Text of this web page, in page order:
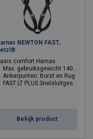
NEWTON FAST,
comfort Harnas
Max. gebruiksgewicht 140 kg.
Ankerpunten: Borst en Rug
FAST LT PLUS Snelsluitgespen
Bekijk product